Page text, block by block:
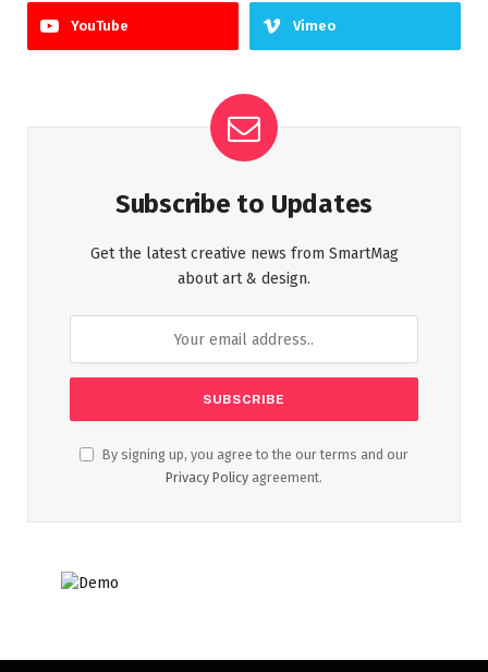
YouTube Vimeo
Subscribe to Updates
Get the latest creative news from SmartMag
about art & design.
By signing up, you agree to the our terms and our
Privacy Policy agreement.